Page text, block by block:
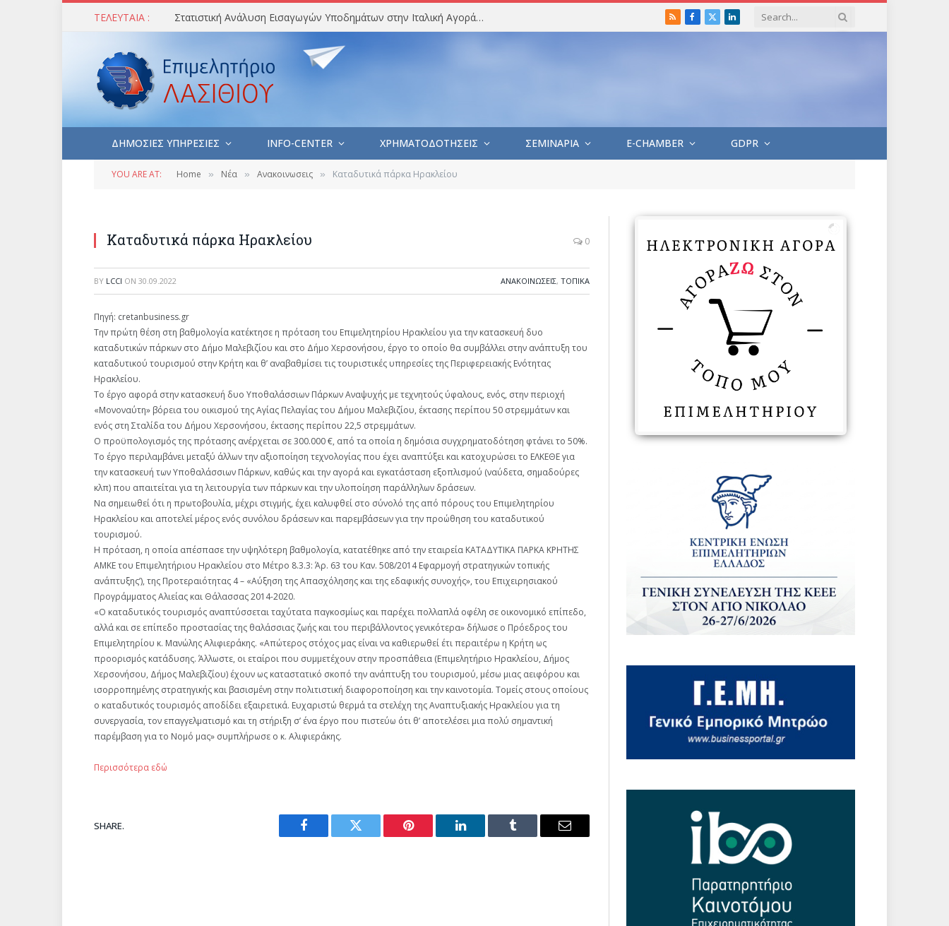
ΤΕΛΕΥΤΑΙΑ : Στατιστική Ανάλυση Εισαγωγών Υποδημάτων στην Ιταλική Αγορά (Ιούλιος 2026) RSSFacebook
X
LinkedIn
ΔΗΜΟΣΙΕΣ ΥΠΗΡΕΣΙΕΣ INFO-CENTER ΧΡΗΜΑΤΟΔΟΤΗΣΕΙΣ ΣΕΜΙΝΑΡΙΑ E-CHAMBER GDPR
YOU ARE AT: Home » Νέα » Ανακοινωσεις » Καταδυτικά πάρκα Ηρακλείου
Καταδυτικά πάρκα Ηρακλείου 0
BY LCCI ON 30.09.2022 ΑΝΑΚΟΙΝΩΣΕΙΣ, ΤΟΠΙΚΑ
Πηγή: cretanbusiness.gr
Την πρώτη θέση στη βαθμολογία κατέκτησε η πρόταση του Επιμελητηρίου Ηρακλείου για την κατασκευή δυο
καταδυτικών πάρκων στο Δήμο Μαλεβιζίου και στο Δήμο Χερσονήσου, έργο το οποίο θα συμβάλλει στην ανάπτυξη του
καταδυτικού τουρισμού στην Κρήτη και θ’ αναβαθμίσει τις τουριστικές υπηρεσίες της Περιφερειακής Ενότητας
Ηρακλείου.
Το έργο αφορά στην κατασκευή δυο Υποθαλάσσιων Πάρκων Αναψυχής με τεχνητούς ύφαλους, ενός, στην περιοχή
«Μονοναύτη» βόρεια του οικισμού της Αγίας Πελαγίας του Δήμου Μαλεβιζίου, έκτασης περίπου 50 στρεμμάτων και
ενός στη Σταλίδα του Δήμου Χερσονήσου, έκτασης περίπου 22,5 στρεμμάτων.
Ο προϋπολογισμός της πρότασης ανέρχεται σε 300.000 €, από τα οποία η δημόσια συγχρηματοδότηση φτάνει το 50%.
Το έργο περιλαμβάνει μεταξύ άλλων την αξιοποίηση τεχνολογίας που έχει αναπτύξει και κατοχυρώσει το ΕΛΚΕΘΕ για
την κατασκευή των Υποθαλάσσιων Πάρκων, καθώς και την αγορά και εγκατάσταση εξοπλισμού (ναύδετα, σημαδούρες
κλπ) που απαιτείται για τη λειτουργία των πάρκων και την υλοποίηση παράλληλων δράσεων.
Να σημειωθεί ότι η πρωτοβουλία, μέχρι στιγμής, έχει καλυφθεί στο σύνολό της από πόρους του Επιμελητηρίου
Ηρακλείου και αποτελεί μέρος ενός συνόλου δράσεων και παρεμβάσεων για την προώθηση του καταδυτικού
τουρισμού.
Η πρόταση, η οποία απέσπασε την υψηλότερη βαθμολογία, κατατέθηκε από την εταιρεία ΚΑΤΑΔΥΤΙΚΑ ΠΑΡΚΑ ΚΡΗΤΗΣ
ΑΜΚΕ του Επιμελητήριου Ηρακλείου στο Μέτρο 8.3.3: Άρ. 63 του Καν. 508/2014 Εφαρμογή στρατηγικών τοπικής
ανάπτυξης’), της Προτεραιότητας 4 – «Αύξηση της Απασχόλησης και της εδαφικής συνοχής», του Επιχειρησιακού
Προγράμματος Αλιείας και Θάλασσας 2014-2020.
«Ο καταδυτικός τουρισμός αναπτύσσεται ταχύτατα παγκοσμίως και παρέχει πολλαπλά οφέλη σε οικονομικό επίπεδο,
αλλά και σε επίπεδο προστασίας της θαλάσσιας ζωής και του περιβάλλοντος γενικότερα» δήλωσε ο Πρόεδρος του
Επιμελητηρίου κ. Μανώλης Αλιφιεράκης. «Απώτερος στόχος μας είναι να καθιερωθεί έτι περαιτέρω η Κρήτη ως
προορισμός κατάδυσης. Άλλωστε, οι εταίροι που συμμετέχουν στην προσπάθεια (Επιμελητήριο Ηρακλείου, Δήμος
Χερσονήσου, Δήμος Μαλεβιζίου) έχουν ως καταστατικό σκοπό την ανάπτυξη του τουρισμού, μέσω μιας αειφόρου και
ισορροπημένης στρατηγικής και βασισμένη στην πολιτιστική διαφοροποίηση και την καινοτομία. Τομείς στους οποίους
ο καταδυτικός τουρισμός αποδίδει εξαιρετικά. Ευχαριστώ θερμά τα στελέχη της Αναπτυξιακής Ηρακλείου για τη
συνεργασία, τον επαγγελματισμό και τη στήριξη σ’ ένα έργο που πιστεύω ότι θ’ αποτελέσει μια πολύ σημαντική
παρέμβαση για το Νομό μας» συμπλήρωσε ο κ. Αλιφιεράκης.
Περισσότερα εδώ
SHARE.
Facebook Twitter Pinterest LinkedIn Tumblr Email